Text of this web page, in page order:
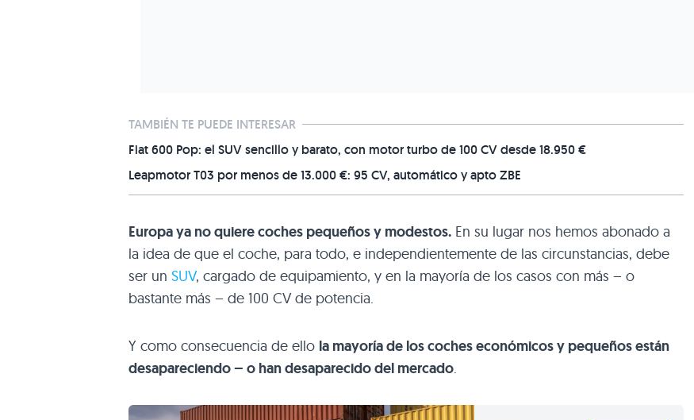
TAMBIÉN TE PUEDE INTERESAR
Fiat 600 Pop: el SUV sencillo y barato, con motor turbo de 100 CV desde 18.950 €
Leapmotor T03 por menos de 13.000 €: 95 CV, automático y apto ZBE
Europa ya no quiere coches pequeños y modestos. En su lugar nos hemos abonado a
la idea de que el coche, para todo, e independientemente de las circunstancias, debe
ser un SUV, cargado de equipamiento, y en la mayoría de los casos con más – o
bastante más – de 100 CV de potencia.
Y como consecuencia de ello la mayoría de los coches económicos y pequeños están
desapareciendo – o han desaparecido del mercado.